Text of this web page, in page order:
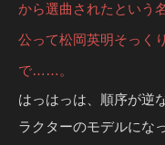
から選曲されたという
公って松岡英明そっく
で……。
はっはっは、順序が逆
ラクターのモデルにな